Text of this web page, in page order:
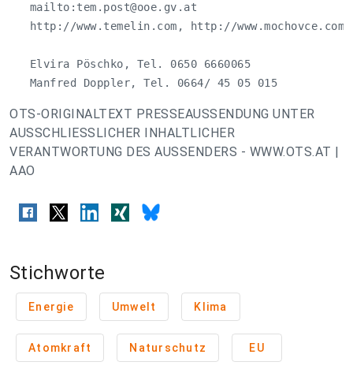
   mailto:
tem.post@ooe.gv.at
   http://www.temelin.com, http://www.mochovce.com
   Elvira Pöschko, Tel. 0650 6660065
   Manfred Doppler, Tel. 0664/ 45 05 015
OTS-ORIGINALTEXT PRESSEAUSSENDUNG UNTER
AUSSCHLIESSLICHER INHALTLICHER
VERANTWORTUNG DES AUSSENDERS - WWW.OTS.AT |
AAO
Stichworte
Energie Umwelt Klima
Atomkraft Naturschutz EU